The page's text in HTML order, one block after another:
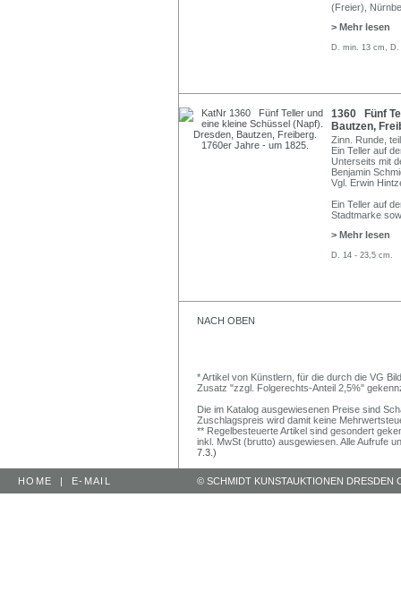
(Freier),
> Mehr lesen
D. min. 13 cm,
1360 Fünf
Bautzen,
Zinn. Runde,
Ein Teller auf
Unterseits mit
Benjamin
Vgl. Erwin
Ein Teller auf
Stadtmarke
> Mehr lesen
D. 14 - 23,5 cm.
NACH OBEN
* Artikel von Künstlern, für die durch die VG
Zusatz "zzgl. Folgerechts-Anteil 2,5%"
Die im Katalog ausgewiesenen Preise sind
Zuschlagspreis wird damit keine
** Regelbesteuerte Artikel sind gesondert
inkl. MwSt (brutto) ausgewiesen. Alle Aufrufe
7.3.)
HOME | E-MAIL © SCHMIDT KUNSTAUKTIONEN DRESDEN